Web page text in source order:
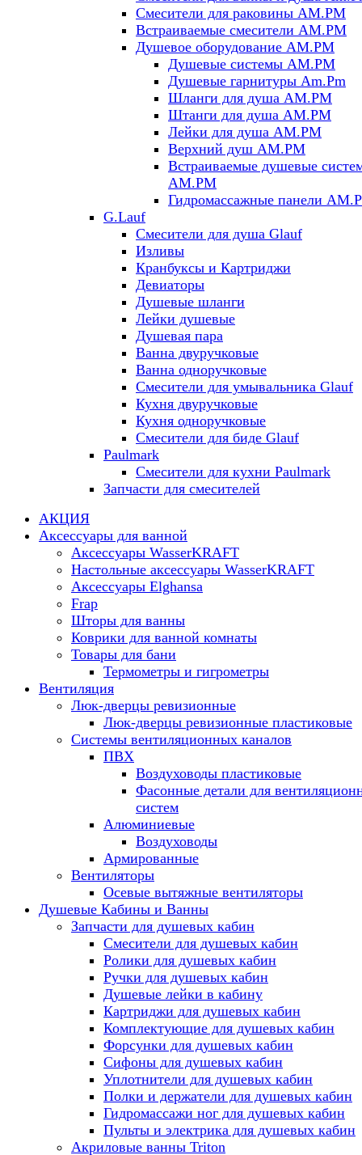
Смесители для раковины AM.PM
Встраиваемые смесители AM.PM
Душевое оборудование AM.PM
Душевые системы AM.PM
Душевые гарнитуры Am.Pm
Шланги для душа AM.PM
Штанги для душа AM.PM
Лейки для душа AM.PM
Верхний душ AM.PM
Встраиваемые душевые
AM.PM
Гидромассажные панели
G.Lauf
Смесители для душа Glauf
Изливы
Кранбуксы и Картриджи
Девиаторы
Душевые шланги
Лейки душевые
Душевая пара
Ванна двуручковые
Ванна одноручковые
Смесители для умывальника Glauf
Кухня двуручковые
Кухня одноручковые
Смесители для биде Glauf
Paulmark
Смесители для кухни Paulmark
Запчасти для смесителей
АКЦИЯ
Аксессуары для ванной
Аксессуары WasserKRAFT
Настольные аксессуары WasserKRAFT
Аксессуары Elghansa
Frap
Шторы для ванны
Коврики для ванной комнаты
Товары для бани
Термометры и гигрометры
Вентиляция
Люк-дверцы ревизионные
Люк-дверцы ревизионные пластиковые
Системы вентиляционных каналов
ПВХ
Воздуховоды пластиковые
Фасонные детали для
систем
Алюминиевые
Воздуховоды
Армированные
Вентиляторы
Осевые вытяжные вентиляторы
Душевые Кабины и Ванны
Запчасти для душевых кабин
Смесители для душевых кабин
Ролики для душевых кабин
Ручки для душевых кабин
Душевые лейки в кабину
Картриджи для душевых кабин
Комплектующие для душевых кабин
Форсунки для душевых кабин
Сифоны для душевых кабин
Уплотнители для душевых кабин
Полки и держатели для душевых кабин
Гидромассажи ног для душевых кабин
Пульты и электрика для душевых кабин
Акриловые ванны Triton